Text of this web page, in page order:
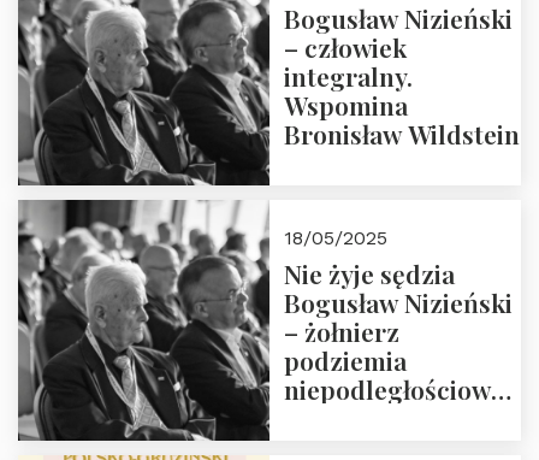
Bogusław Nizieński
– człowiek
integralny.
Wspomina
Bronisław Wildstein
18/05/2025
Nie żyje sędzia
Bogusław Nizieński
– żołnierz
podziemia
niepodległościowego